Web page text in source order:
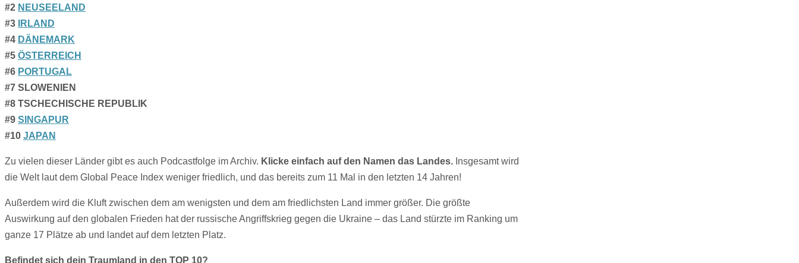
#2 NEUSEELAND
#3
IRLAND
#4 DÄNEMARK
#5 ÖSTERREICH
#6 PORTUGAL
#7 SLOWENIEN
#8 TSCHECHISCHE REPUBLIK
#9 SINGAPUR
#10 JAPAN
Zu vielen dieser Länder gibt es auch Podcastfolge im Archiv. Klicke einfach auf den Namen das Landes. Insgesamt wird
die Welt laut dem Global Peace Index weniger friedlich, und das bereits zum 11 Mal in den letzten 14 Jahren!
Außerdem wird die Kluft zwischen dem am wenigsten und dem am friedlichsten Land immer größer. Die größte
Auswirkung auf den globalen Frieden hat der russische Angriffskrieg gegen die Ukraine – das Land stürzte im Ranking um
ganze 17 Plätze ab und landet auf dem letzten Platz.
Befindet sich dein Traumland in den TOP 10?